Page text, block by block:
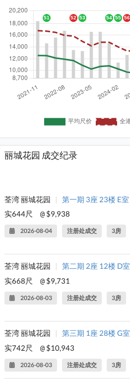
丽城花园 成交纪录
荃湾 丽城花园 |
第一期 3座 23楼 E室
实644尺
@ $9,938
2026-08-04 注册处成交 3房
荃湾 丽城花园
第二期 2座 12楼 D室
实668尺
@ $9,731
2026-08-03 注册处成交 3房
荃湾 丽城花园
第三期 1座 28楼 G室
实742尺
@ $10,943
2026-08-03 注册处成交 3房